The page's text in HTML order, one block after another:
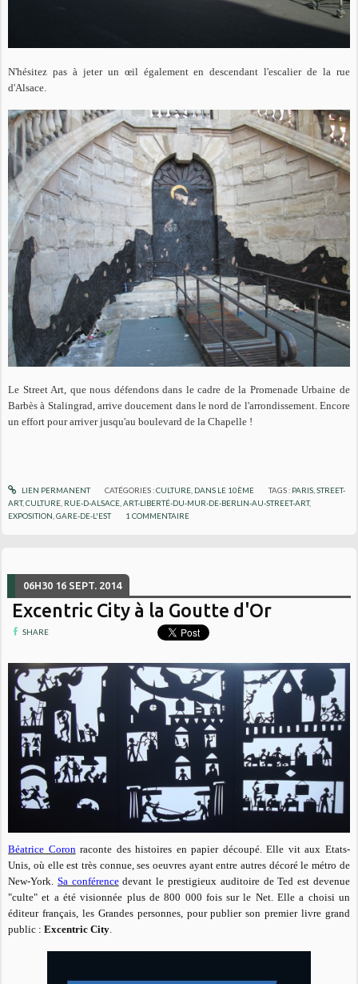
N'hésitez pas à jeter un œil également en descendant l'escalier de la rue
d'Alsace.
Le Street Art, que nous défendons dans le cadre de la Promenade Urbaine de
Barbès à Stalingrad, arrive doucement dans le nord de l'arrondissement. Encore
un effort pour arriver jusqu'au boulevard de la Chapelle !
LIEN PERMANENT CATÉGORIES :CULTURE, DANS LE 10ÈME TAGS : PARIS ,STREET-
ART,CULTURE RUE-D-ALSACE ,ART-LIBERTÉ-DU-MUR-DE-BERLIN-AU-STREET-ART,
EXPOSITION ,GARE-DE-L'EST 1 COMMENTAIRE
06H30 16 SEPT. 2014
Excentric City à la Goutte d'Or
SHARE
Béatrice Coron raconte des histoires en papier découpé. Elle vit aux Etats-
Unis, où elle est très connue, ses oeuvres ayant entre autres décoré le métro de
New-York. Sa conférencedevant le prestigieux auditoire de Ted est devenue
"culte" et a été visionnée plus de 800 000 fois sur le Net. Elle a choisi un
éditeur français, les Grandes personnes, pour publier son premier livre grand
public :Excentric City